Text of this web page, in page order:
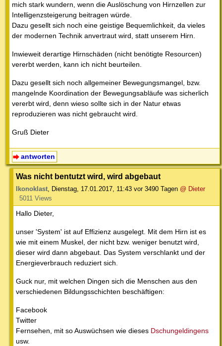
mich stark wundern, wenn die Auslöschung von Hirnzellen zur
Intelligenzsteigerung beitragen würde.
Dazu gesellt sich noch eine geistige Bequemlichkeit, da vieles
der modernen Technik anvertraut wird, statt unserem Hirn.
Inwieweit derartige Hirnschäden (nicht benötigte Resourcen)
vererbt werden, kann ich nicht beurteilen.
Dazu gesellt sich noch allgemeiner Bewegungsmangel, bzw.
mangelnde Koordination der Bewegungsabläufe was sicherlich
vererbt wird, denn wieso sollte sich in der Natur etwas
reproduzieren was nicht gebraucht wird.
Gruß Dieter
antworten
Was nicht bentutzt wird, wird abgebaut
Ikonoklast, Dienstag, 17.01.2017, 11:43 vor 3490 Tagen @ Dieter
5011 Views
Hallo Dieter,
unser 'System' ist auf Effizienz ausgelegt. Mit dem Hirn ist es
wie mit einem Muskel, der nicht bzw. weniger benutzt wird,
dieser wird dann abgebaut. Das System verschlankt und der
Energieverbrauch reduziert sich.
Guck nur, mit welchen Dingen sich die Menschen aus den
verschiedenen Bildungsschichten beschäftigen:
Facebook
Twitter
Fernsehen, mit so Auswüchsen wie dieses Dschungeldingens
usw.